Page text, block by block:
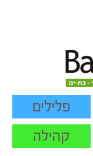
פלילים
קהילה